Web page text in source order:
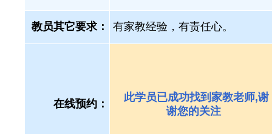
教员其它要求： 有家教经验，有责任心。
在线预约：
此学员已成功找到家教老师,谢
谢您的关注